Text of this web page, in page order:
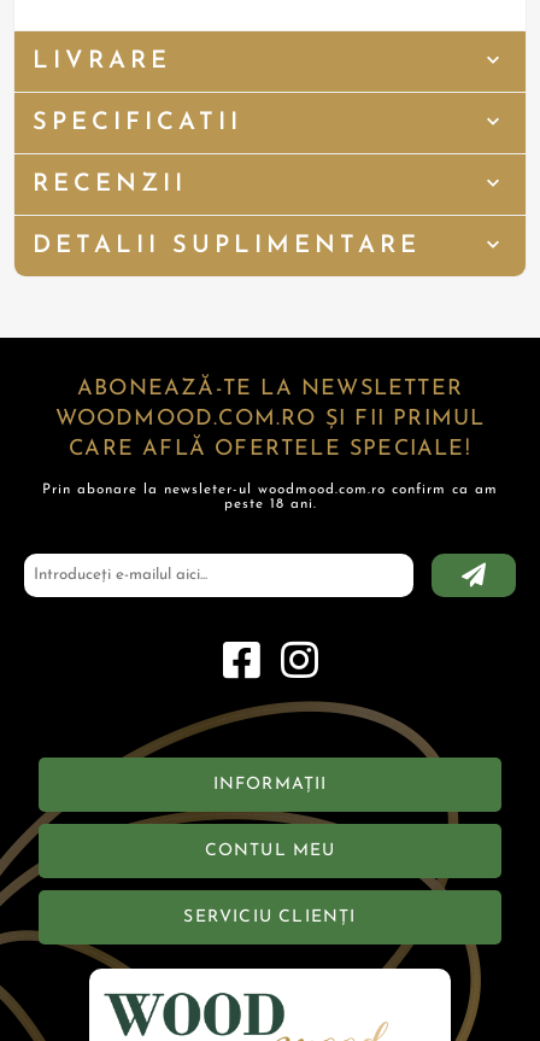
LIVRARE
SPECIFICATII
RECENZII
DETALII SUPLIMENTARE
ABONEAZĂ-TE LA NEWSLETTER
WOODMOOD.COM.RO ȘI FII PRIMUL
CARE AFLĂ OFERTELE SPECIALE!
Prin abonare la newsleter-ul woodmood.com.ro confirm ca am
peste 18 ani.
INFORMAȚII
CONTUL MEU
SERVICIU CLIENȚI